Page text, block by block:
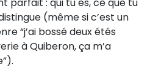
(même si c’est un
“j’ai bossé deux étés
à Quiberon, ça m’a